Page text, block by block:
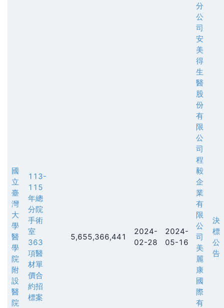
國
立
臺
灣
大
學
醫
學
院
附
設
醫
院
113-
115
年總
分院
手術
室
363
項醫
材單
價合
約招
標案
5,655,366,441
2024-
02-28
2024-
05-16
分
公
司
安
美
得
生
醫
股
份
有
限
公
司
程
毅
企
業
有
限
公
司
美
麗
康
國
際
有
決
標
公
告